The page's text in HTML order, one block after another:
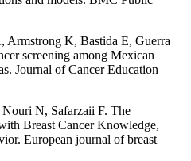
Armstrong K, Bastida E, Guerra
screening among Mexican
Journal of Cancer Education
N, Safarzaii F. The
Breast Cancer Knowledge,
European journal of breast